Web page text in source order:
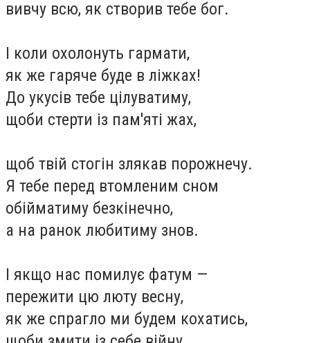
вивчу всю, як створив тебе бог.
І коли охолонуть гармати,
як же гаряче буде в ліжках!
До укусів тебе цілуватиму,
щоби стерти із пам'яті жах,
щоб твій стогін злякав порожнечу.
Я тебе перед втомленим сном
обійматиму безкінечно,
а на ранок любитиму знов.
І якщо нас помилує фатум —
пережити цю люту весну,
як же спрагло ми будем кохатись,